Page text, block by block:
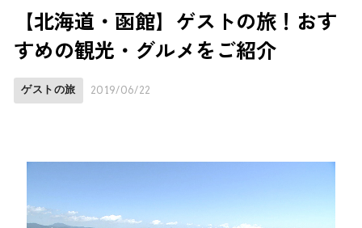
【北海道・函館】ゲストの旅！おす
すめの観光・グルメをご紹介
ゲストの旅 2019/06/22